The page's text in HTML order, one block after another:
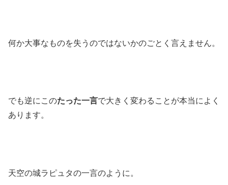
何か大事なものを失うのではないかのごとく言えません。
でも逆にこのたった一言で大きく変わることが本当によく
あります。
天空の城ラピュタの一言のように。